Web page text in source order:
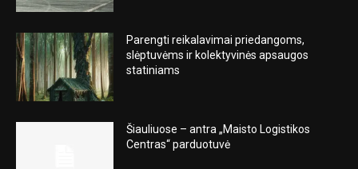
Parengti reikalavimai priedangoms,
slėptuvėms ir kolektyvinės apsaugos
statiniams
Šiauliuose – antra „Maisto Logistikos
Centras“ parduotuvė